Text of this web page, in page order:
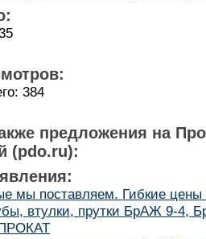
384
предложения на
(pdo.ru):
мы поставляем. Гибкие цены
втулки, прутки БрАЖ 9-